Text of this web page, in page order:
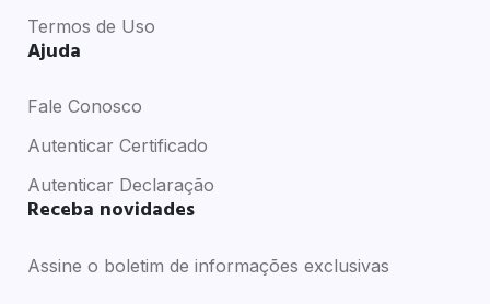
Termos de Uso
Ajuda
Fale Conosco
Autenticar Certificado
Autenticar Declaração
Receba novidades
Assine o boletim de informações exclusivas